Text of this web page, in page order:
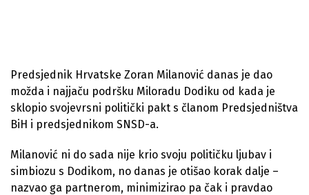
Predsjednik Hrvatske Zoran Milanović danas je dao
možda i najjaču podršku Miloradu Dodiku od kada je
sklopio svojevrsni politički pakt s članom Predsjedništva
BiH i predsjednikom SNSD-a.
Milanović ni do sada nije krio svoju političku ljubav i
simbiozu s Dodikom, no danas je otišao korak dalje –
nazvao ga partnerom, minimizirao pa čak i pravdao